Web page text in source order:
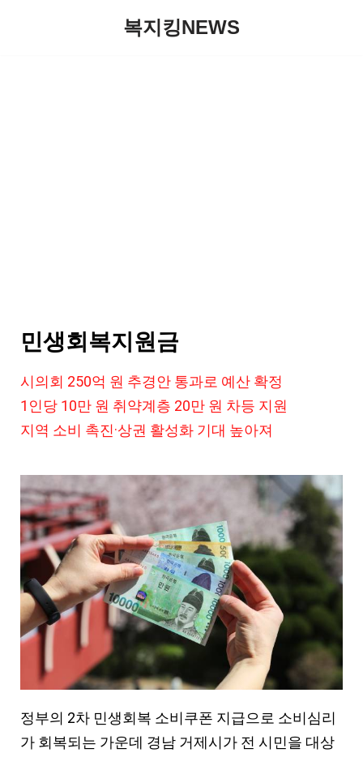
복지킹NEWS
민생회복지원금
시의회 250억 원 추경안 통과로 예산 확정
1인당 10만 원 취약계층 20만 원 차등 지원
지역 소비 촉진·상권 활성화 기대 높아져
정부의 2차 민생회복 소비쿠폰 지급으로 소비심리
가 회복되는 가운데 경남 거제시가 전 시민을 대상